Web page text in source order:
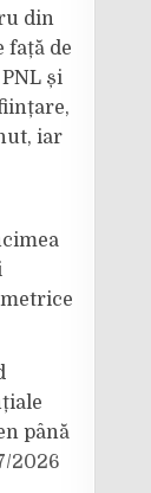
din
față de
și
iar
până
2026